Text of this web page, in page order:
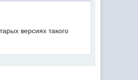
версиях такого